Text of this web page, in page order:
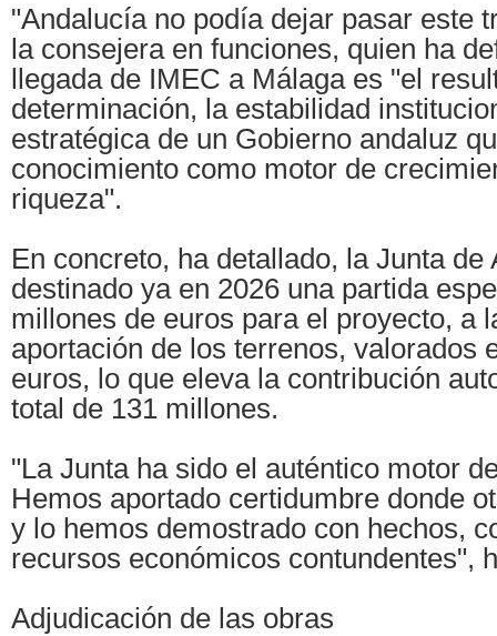
"Andalucía no podía dejar pasar este
la consejera en funciones, quien ha
llegada de IMEC a Málaga es "el
determinación, la estabilidad
estratégica de un Gobierno andaluz
conocimiento como motor de
riqueza".
En concreto, ha detallado, la Junta de
destinado ya en 2026 una partida
millones de euros para el proyecto, a
aportación de los terrenos, valorados
euros, lo que eleva la contribución
total de 131 millones.
"La Junta ha sido el auténtico motor
Hemos aportado certidumbre donde
y lo hemos demostrado con hechos,
recursos económicos contundentes",
Adjudicación de las obras